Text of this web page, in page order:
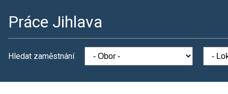
Práce Jihlava
Hledat zaměstnání